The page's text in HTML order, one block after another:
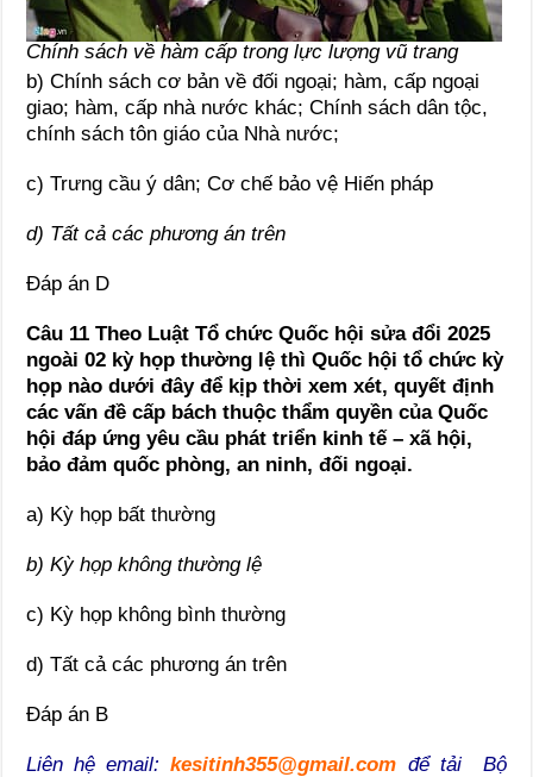
Chính sách về hàm cấp trong lực lượng vũ trang
b) Chính sách cơ bản về đối ngoại; hàm, cấp ngoại
giao; hàm, cấp nhà nước khác; Chính sách dân tộc,
chính sách tôn giáo của Nhà nước;
c) Trưng cầu ý dân; Cơ chế bảo vệ Hiến pháp
d) Tất cả các phương án trên
Đáp án D
Câu 11 Theo Luật Tổ chức Quốc hội sửa đổi 2025
ngoài 02 kỳ họp thường lệ thì Quốc hội tổ chức kỳ
họp nào dưới đây để kịp thời xem xét, quyết định
các vấn đề cấp bách thuộc thẩm quyền của Quốc
hội đáp ứng yêu cầu phát triển kinh tế – xã hội,
bảo đảm quốc phòng, an ninh, đối ngoại.
a) Kỳ họp bất thường
b) Kỳ họp không thường lệ
c) Kỳ họp không bình thường
d) Tất cả các phương án trên
Đáp án B
Liên hệ email:kesitinh355@gmail.com để tải Bộ